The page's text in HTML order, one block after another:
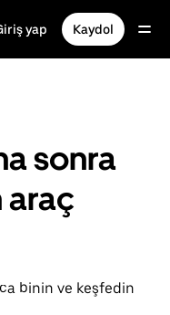
yap Kaydol
sonra
araç
binin ve keşfedin